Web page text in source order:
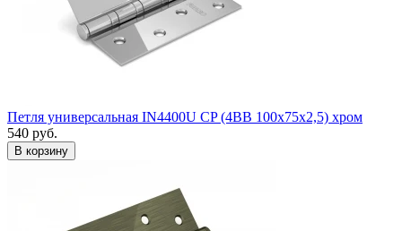
Петля универсальная IN4400U CP (4BB 100x75x2,5) хром
540 руб.